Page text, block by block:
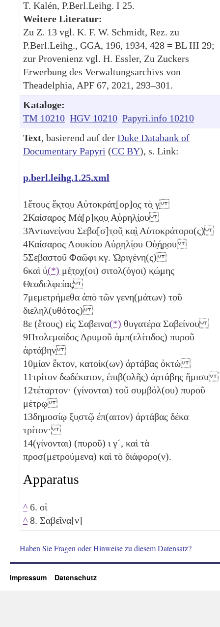
T. Kalén, P.Berl.Leihg. I 25.
Weitere Literatur:
Zu Z. 13 vgl. K. F. W. Schmidt, Rez. zu
P.Berl.Leihg., GGA, 196, 1934, 428 = BL III 29;
zur Provenienz vgl. H. Essler, Zu Zuckers
Erwerbung des Verwaltungsarchivs von
Theadelphia, APF 67, 2021, 293–301.
Kataloge:
TM 10210 HGV 10210 Papyri.info 10210
Text, basierend auf der Duke Databank of
Documentary Papyri (CC BY), s. Link:
p.berl.leihg.1.25.xml
1ἔτους ἕκ̣το̣υ Αὐτοκράτ̣[ορ]ο̣ς τὸ̣ γ̣
2Καίσα̣ρος Μά̣[ρ]κ̣ο̣υ̣ Α̣ὐρηλ̣ί̣ου
3Ἀντωνεί̣νου Σεβα[σ]τ̣οῦ̣ κα̣ὶ̣ Αὐτοκράτορο(ς)
4Καίσαρος Λουκίου Αὐρ̣ηλί̣ου Οὐ̣ή̣ρ̣ου
5Σεβαστοῦ Φαῶφι κγ. Ὠριγένη(ς)
6καὶ ὑ̣(*) μέ̣τ̣οχ(οι) σιτολ(όγοι) κ̣ώ̣μης
Θεαδελφείας
7μεμετρήμεθα ἀπὸ τῶν γενη(μάτων) τοῦ
διεληλ(υθότος)
8ε (ἔτους) εἰς Σαβεινα(*) θυγατέρα Σαβείνου
9Πτολεμαίδος Δρυμοῦ ἀμπ(ελίτιδος) πυροῦ
ἀρτάβην̣
10μίαν ἕκτον, κατοίκ(ων) ἀρτάβας ὀκτὼ
11τρίτον δωδέκατον, ἐπιβ(ολῆς) ἀρτάβης ἥμισυ
12τέταρτον· (γίνονται) τοῦ συμβόλ(ου) πυροῦ
μέτρῳ
13δημοσίῳ ξ̣υ̣στῷ ἐπ(αιτον) ἀρτάβας δέκα
τρίτον·
14(γίνονται) (πυροῦ) ι γ´, καὶ τὰ
προσ(μετρούμενα) καὶ τὸ διάφορο(ν).
Apparatus
^ 6. οἱ
^ 8. Σαβεῖνα[ν]
Haben Sie Fragen oder Hinweise zu diesem Datensatz?
Impressum Datenschutz